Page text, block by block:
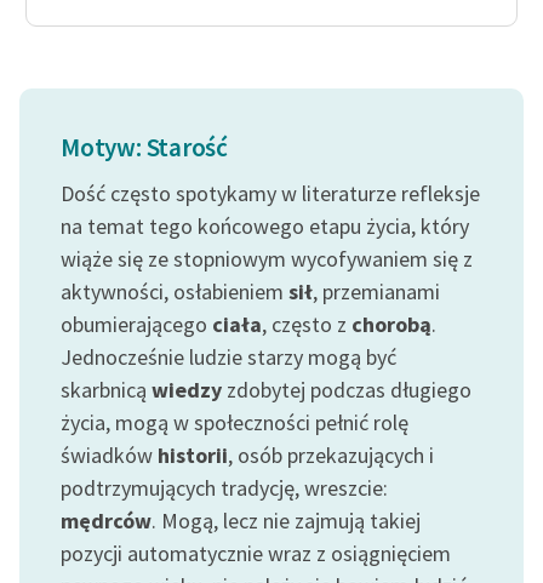
Motyw: Starość
Dość często spotykamy w literaturze refleksje
na temat tego końcowego etapu życia, który
wiąże się ze stopniowym wycofywaniem się z
aktywności, osłabieniem sił, przemianami
obumierającego ciała, często z chorobą.
Jednocześnie ludzie starzy mogą być
skarbnicą wiedzy zdobytej podczas długiego
życia, mogą w społeczności pełnić rolę
świadków historii, osób przekazujących i
podtrzymujących tradycję, wreszcie:
mędrców. Mogą, lecz nie zajmują takiej
pozycji automatycznie wraz z osiągnięciem